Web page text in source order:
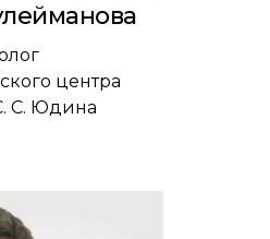
центра
С. Юдина